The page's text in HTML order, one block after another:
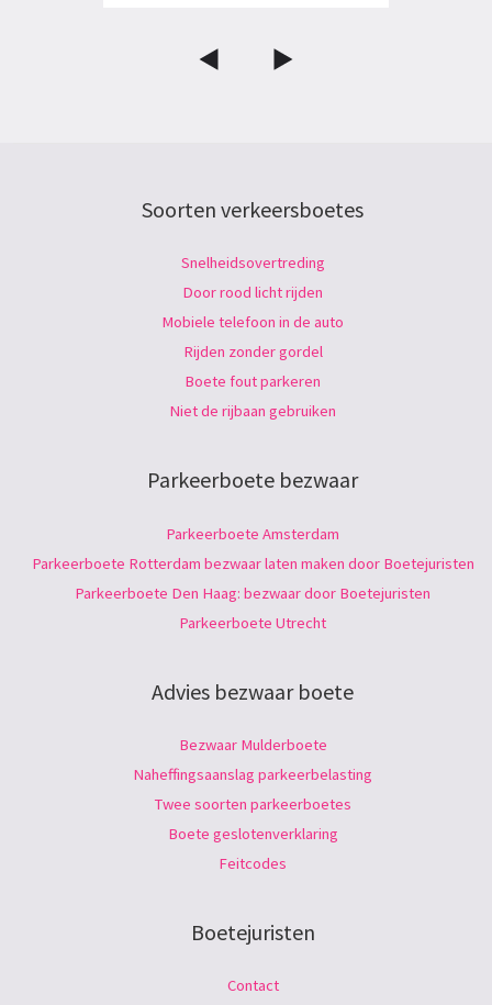
Soorten verkeersboetes
Snelheidsovertreding
Door rood licht rijden
Mobiele telefoon in de auto
Rijden zonder gordel
Boete fout parkeren
Niet de rijbaan gebruiken
Parkeerboete bezwaar
Parkeerboete Amsterdam
Parkeerboete Rotterdam bezwaar laten maken door Boetejuristen
Parkeerboete Den Haag: bezwaar door Boetejuristen
Parkeerboete Utrecht
Advies bezwaar boete
Bezwaar Mulderboete
Naheffingsaanslag parkeerbelasting
Twee soorten parkeerboetes
Boete geslotenverklaring
Feitcodes
Boetejuristen
Contact